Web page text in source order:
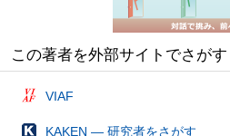
この著者を外部サイトでさがす
VIAF
KAKEN — 研究者をさがす